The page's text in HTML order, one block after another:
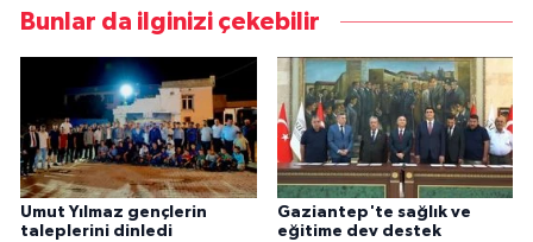
Bunlar da ilginizi çekebilir
Umut Yılmaz gençlerin
taleplerini dinledi
Gaziantep'te sağlık ve
eğitime dev destek